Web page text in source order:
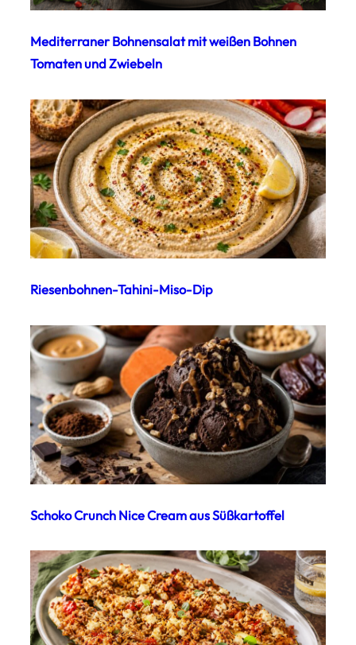
Mediterraner Bohnensalat mit weißen Bohnen
Tomaten und Zwiebeln
Riesenbohnen-Tahini-Miso-Dip
Schoko Crunch Nice Cream aus Süßkartoffel